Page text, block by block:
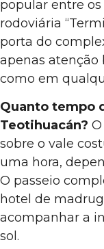
popular entre
rodoviária
porta do
apenas atenção
como em
Quanto tempo
Teotihuacán?
sobre o vale
uma hora,
O passeio
hotel de
acompanhar a
sol.